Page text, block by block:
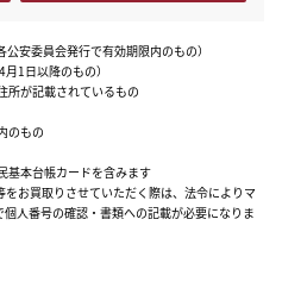
安委員会発行で有効期限内のもの）
1日以降のもの）
所が記載されているもの
のもの
基本台帳カードを含みます
お買取りさせていただく際は、法令によりマ
人番号の確認・書類への記載が必要になりま